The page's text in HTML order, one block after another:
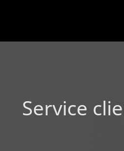
Service